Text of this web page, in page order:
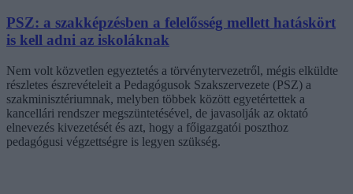
PSZ: a szakképzésben a felelősség mellett hatáskört
is kell adni az iskoláknak
Nem volt közvetlen egyeztetés a törvénytervezetről, mégis elküldte
részletes észrevételeit a Pedagógusok Szakszervezete (PSZ) a
szakminisztériumnak, melyben többek között egyetértettek a
kancellári rendszer megszüntetésével, de javasolják az oktató
elnevezés kivezetését és azt, hogy a főigazgatói poszthoz
pedagógusi végzettségre is legyen szükség.